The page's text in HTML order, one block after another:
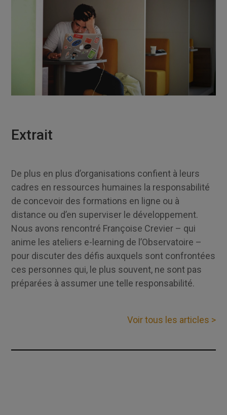
Extrait
De plus en plus d’organisations confient à leurs
cadres en ressources humaines la responsabilité
de concevoir des formations en ligne ou à
distance ou d’en superviser le développement.
Nous avons rencontré Françoise Crevier – qui
anime les ateliers e-learning de l’Observatoire –
pour discuter des défis auxquels sont confrontées
ces personnes qui, le plus souvent, ne sont pas
préparées à assumer une telle responsabilité.
Voir tous les articles >